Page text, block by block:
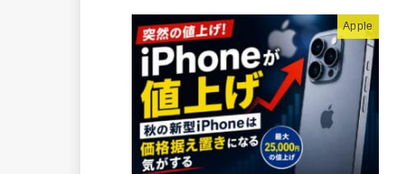
Apple